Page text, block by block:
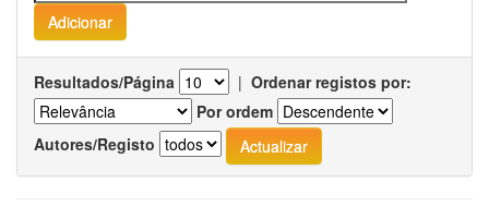
Resultados/Página | Ordenar registos por:
Por ordem
Autores/Registo